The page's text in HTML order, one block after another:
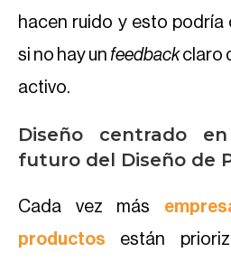
hacen ruido y esto podría
si no hay un feedbackclaro
activo.
Diseño centrado
futuro del Diseño de
Cada vez más
productos están